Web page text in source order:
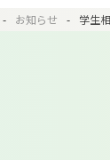
お知らせ 学生